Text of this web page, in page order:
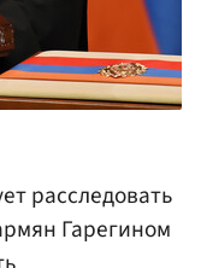
расследовать
Гарегином